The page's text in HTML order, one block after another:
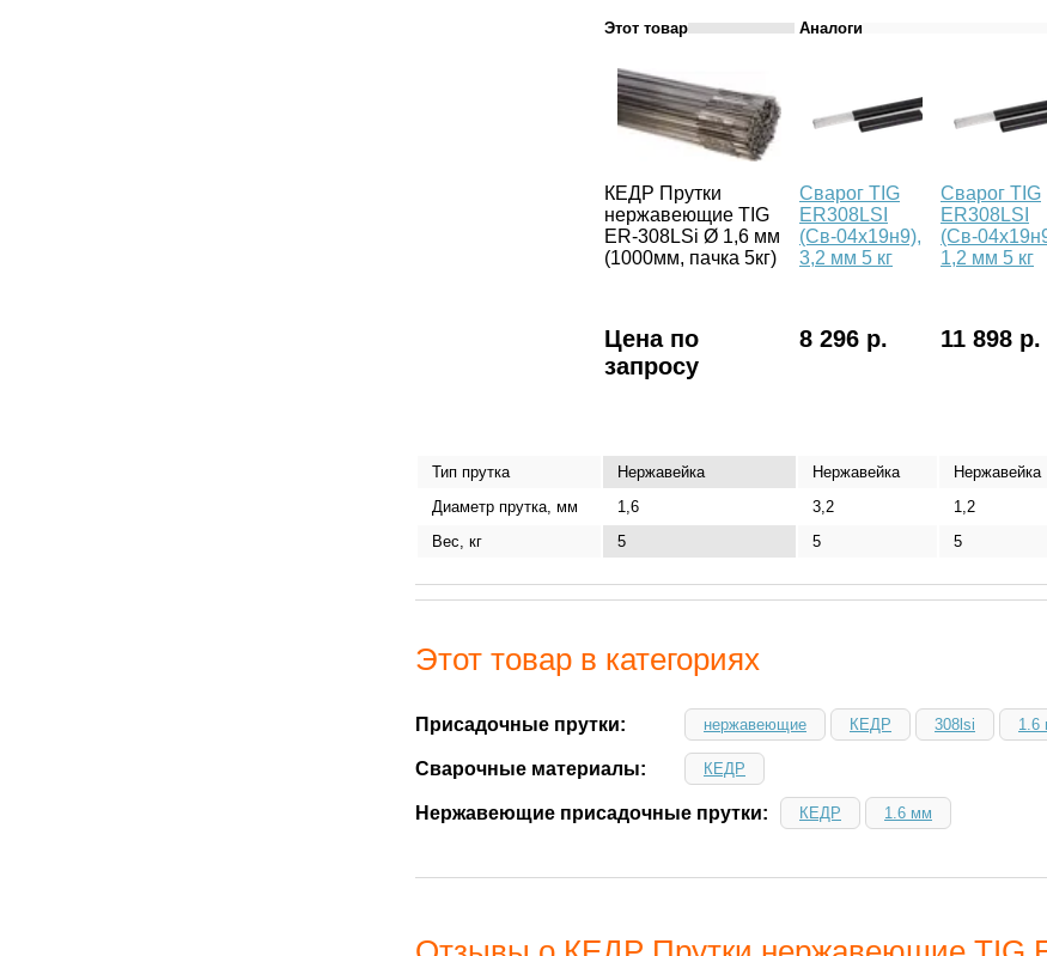
Этот товар Аналоги
КЕДР Прутки
нержавеющие TIG
ER-308LSi Ø 1,6 мм
(1000мм, пачка 5кг)
Сварог TIG
ER308LSI
(Св-04х19н9),
3,2 мм 5 кг
Сварог TIG
ER308LSI
(Св-
1,2 мм 5 кг
Цена по
запросу
8 296 р. 11 898 р.
Тип прутка Нержавейка Нержавейка Нержавейка
Диаметр прутка, мм
1,6 3,2 1,2
Вес, кг
5 5 5
Этот товар в категориях
Присадочные прутки: нержавеющие КЕДР 308lsi 1.6
Сварочные материалы: КЕДР
Нержавеющие присадочные прутки: КЕДР 1.6 мм